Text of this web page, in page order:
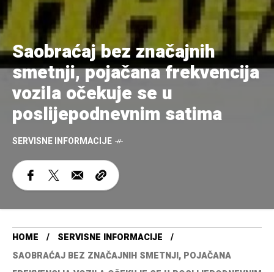
Saobraćaj bez značajnih
smetnji, pojačana frekvencija
vozila očekuje se u
poslijepodnevnim satima
SERVISNE INFORMACIJE
HOME
SERVISNE INFORMACIJE
SAOBRAĆAJ BEZ ZNAČAJNIH SMETNJI, POJAČANA